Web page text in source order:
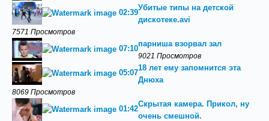
02:39
Убитые типы на детской
дискотеке.avi
7571 Просмотров
07:10
парниша взорвал зал
9021 Просмотров
05:07
18 лет ему запомнится эта
Днюха
8069 Просмотров
01:42
Скрытая камера. Прикол, ну
очень смешной.